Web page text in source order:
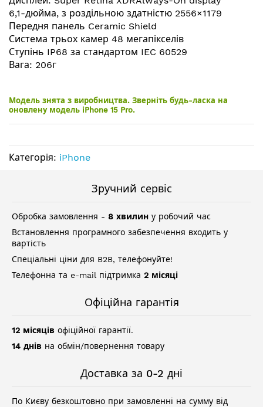
6,1-дюйма, з роздільною здатністю 2556×1179
Передня панель Ceramic Shield
Система трьох камер 48 мегапікселів
Ступінь IP68 за стандартом IEC 60529
Вага: 206г
Модель знята з виробництва. Зверніть будь-ласка на
оновлену модель iPhone 15 Pro.
Категорія: iPhone
Зручний сервіс
Обробка замовлення - 8 хвилин у робочий час
Встановлення програмного забезпечення входить у
вартість
Спеціальні ціни для B2B, телефонуйте!
Телефонна та e-mail підтримка 2 місяці
Офіційна гарантія
12 місяців офіційної гарантії.
14 днів на обмін/повернення товару
Доставка за 0-2 дні
По Києву безкоштовно при замовленні на сумму від